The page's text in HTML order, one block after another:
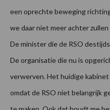
een oprechte beweging richting
we daar niet meer achter zullen
De minister die de RSO
De organisatie die nu is
verwerven. Het huidige kabinet
omdat de RSO niet belangrijk